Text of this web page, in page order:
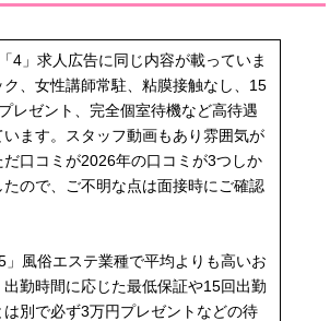
4」求人広告に同じ内容が載っていま
、女性講師常駐、粘膜接触なし、15
レゼント、完全個室待機など高待遇
ます。スタッフ動画もあり雰囲気が
だ口コミが2026年の口コミが3つしか
たので、ご不明な点は面接時にご確認
」風俗エステ業種で平均よりも高いお
勤時間に応じた最低保証や15回出勤
は別で必ず3万円プレゼントなどの待